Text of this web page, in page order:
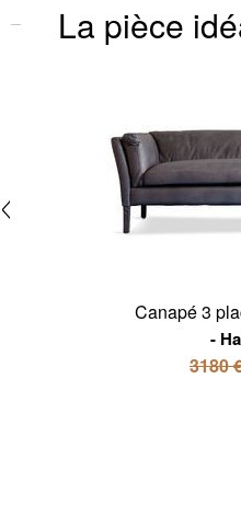
La pièce
Canapé 3
3180